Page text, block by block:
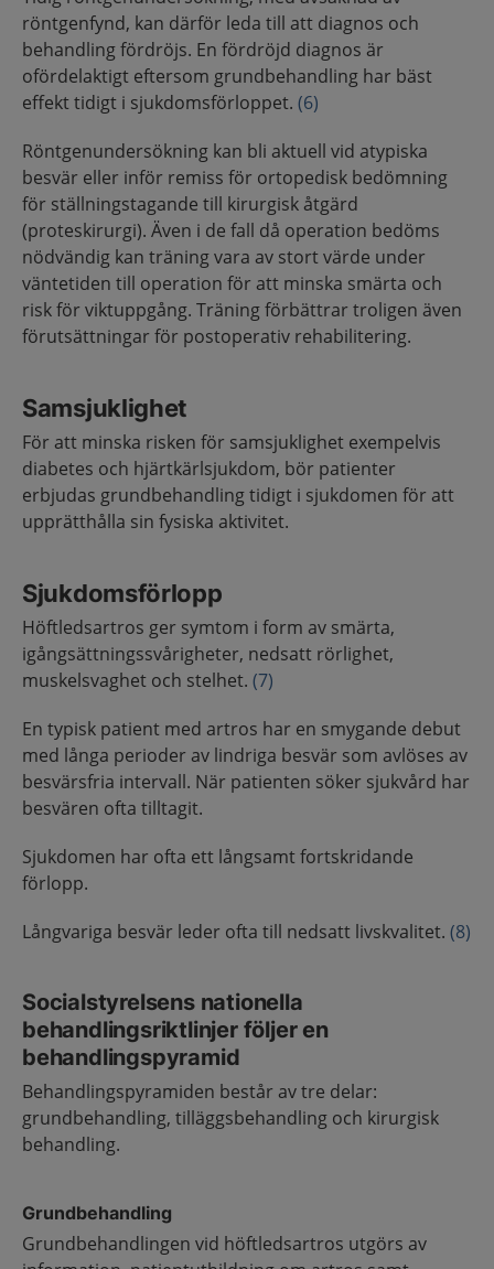
röntgenfynd, kan därför leda till att diagnos och
behandling fördröjs. En fördröjd diagnos är
ofördelaktigt eftersom grundbehandling har bäst
effekt tidigt i sjukdomsförloppet. (6)
Röntgenundersökning kan bli aktuell vid atypiska
besvär eller inför remiss för ortopedisk bedömning
för ställningstagande till kirurgisk åtgärd
(proteskirurgi). Även i de fall då operation bedöms
nödvändig kan träning vara av stort värde under
väntetiden till operation för att minska smärta och
risk för viktuppgång. Träning förbättrar troligen även
förutsättningar för postoperativ rehabilitering.
Samsjuklighet
För att minska risken för samsjuklighet exempelvis
diabetes och hjärtkärlsjukdom, bör patienter
erbjudas grundbehandling tidigt i sjukdomen för att
upprätthålla sin fysiska aktivitet.
Sjukdomsförlopp
Höftledsartros ger symtom i form av smärta,
igångsättningssvårigheter, nedsatt rörlighet,
muskelsvaghet och stelhet. (7)
En typisk patient med artros har en smygande debut
med långa perioder av lindriga besvär som avlöses av
besvärsfria intervall. När patienten söker sjukvård har
besvären ofta tilltagit.
Sjukdomen har ofta ett långsamt fortskridande
förlopp.
Långvariga besvär leder ofta till nedsatt livskvalitet. (8)
Socialstyrelsens nationella
behandlingsriktlinjer följer en
behandlingspyramid
Behandlingspyramiden består av tre delar:
grundbehandling, tilläggsbehandling och kirurgisk
behandling.
Grundbehandling
Grundbehandlingen vid höftledsartros utgörs av